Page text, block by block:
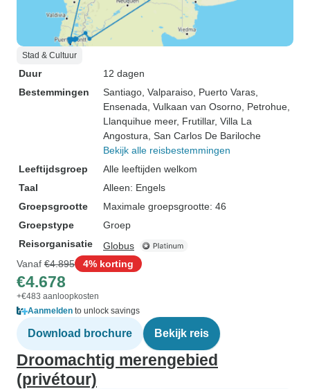
Stad & Cultuur
Duur
12 dagen
Bestemmingen
Santiago , Valparaiso , Puerto Varas
Ensenada , Vulkaan van Osorno , Petrohue
Llanquihue meer, Frutillar, Villa La
Angostura , San Carlos De Bariloche
Bekijk alle reisbestemmingen
Leeftijdsgroep
Alle leeftijden welkom
Taal
Alleen: Engels
Groepsgrootte
Maximale groepsgrootte: 46
Groepstype
Groep
Reisorganisatie
Globus
Vanaf €4.895 4% korting
€4.678
+€483 aanloopkosten
Aanmelden to unlock savings
Download brochure Bekijk reis
Droomachtig merengebied
(privétour)